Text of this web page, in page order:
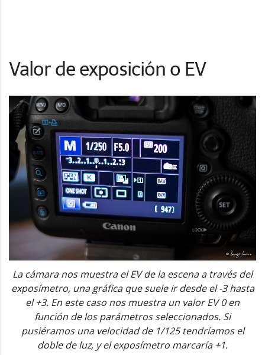
Valor de exposición o EV
La cámara nos muestra el EV de la escena a través del
exposímetro, una gráfica que suele ir desde el -3 hasta
el +3. En este caso nos muestra un valor EV 0 en
función de los parámetros seleccionados. Si
pusiéramos una velocidad de 1/125 tendríamos el
doble de luz, y el exposímetro marcaría +1.